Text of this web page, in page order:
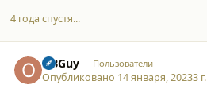
4 года спустя...
OBGuy Пользователи
Опубликовано 14 января, 20233 г.